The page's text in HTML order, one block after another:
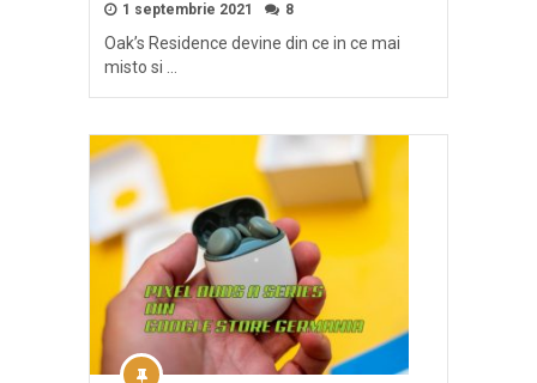
1 septembrie 2021 8
Oak’s Residence devine din ce in ce mai
misto si …